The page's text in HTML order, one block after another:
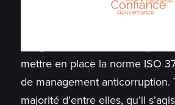
mettre en place la norme ISO
de management anticorruption.
majorité d’entre elles, qu’il